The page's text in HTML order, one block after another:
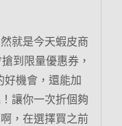
就是今天蝦皮商
到限量優惠券，
好機會，還能加
讓你一次折個夠
，在選擇買之前